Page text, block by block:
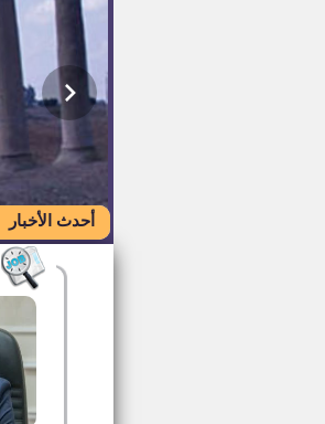
أحدث الأخبار